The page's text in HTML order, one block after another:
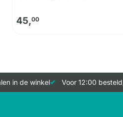
45,00
in de winkel Voor 12:00